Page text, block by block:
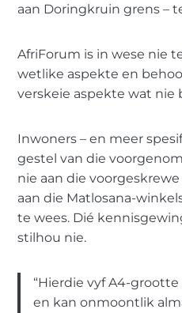
aan Doringkruin grens –
AfriForum is in wese nie
wetlike aspekte en
verskeie aspekte wat nie
Inwoners – en meer
gestel van die
nie aan die
aan die Matlosana-
te wees. Dié
stilhou nie.
“Hierdie vyf A4-
en kan onmoontlik